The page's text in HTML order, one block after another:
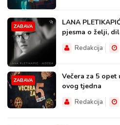
ZABAVA
LANA
pjesma o želji,
Redakcija
ZABAVA
Večera za 5
ovog tjedna
Redakcija